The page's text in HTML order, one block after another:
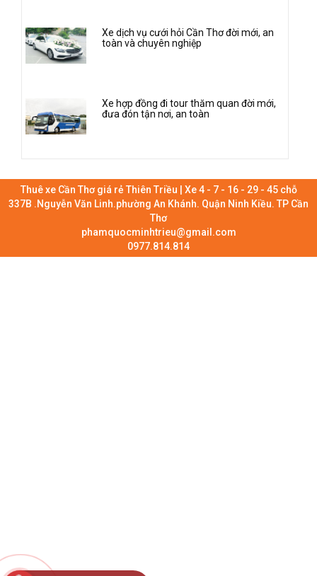
Xe dịch vụ cưới hỏi Cần Thơ đời mới, an
toàn và chuyên nghiệp
Xe hợp đồng đi tour thăm quan đời mới,
đưa đón tận nơi, an toàn
Thuê xe Cần Thơ giá rẻ Thiên Triều | Xe 4 - 7 - 16 - 29 - 45 chỗ
337B .Nguyễn Văn Linh.phường An Khánh. Quận Ninh Kiều. TP Cần
Thơ
phamquocminhtrieu@gmail.com
0977.814.814